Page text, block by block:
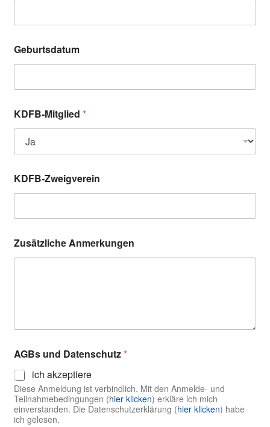
Geburtsdatum
KDFB-Mitglied*
KDFB-Zweigverein
a
c
u
d
S
t
r
a
ß
e
Zusätzliche Anmerkungen
AGBs und Datenschutz*
ich akzeptiere
Diese Anmeldung ist verbindlich. Mit den Anmelde- und
Teilnahmebedingungen (hier klicken) erkläre ich mich
einverstanden. Die Datenschutzerklärung (hier klicken) habe
ich gelesen.